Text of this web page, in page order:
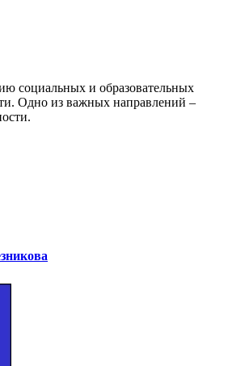
социальных и образовательных
Одно из важных направлений –